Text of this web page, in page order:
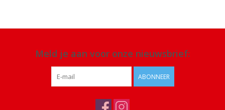
Meld je aan voor onze nieuwsbrief:
ABONNEER